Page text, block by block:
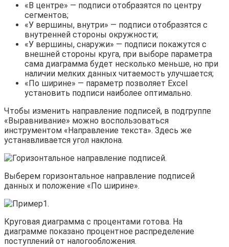
«В центре» — подписи отобразятся по центру
сегментов;
«У вершины, внутри» — подписи отобразятся с
внутренней стороны окружности;
«У вершины, снаружи» — подписи покажутся с
внешней стороны круга, при выборе параметра
сама диаграмма будет несколько меньше, но при
наличии мелких данных читаемость улучшается;
«По ширине» — параметр позволяет Excel
установить подписи наиболее оптимально.
Чтобы изменить направление подписей, в подгруппе
«Выравнивание» можно воспользоваться
инструментом «Направление текста». Здесь же
устанавливается угол наклона.
Выберем горизонтальное направление подписей
данных и положение «По ширине».
Круговая диаграмма с процентами готова. На
диаграмме показано процентное распределение
поступлений от налогообложения.